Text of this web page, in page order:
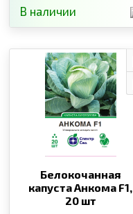
В наличии
Белокочанная
капуста Анкома F1,
20 шт